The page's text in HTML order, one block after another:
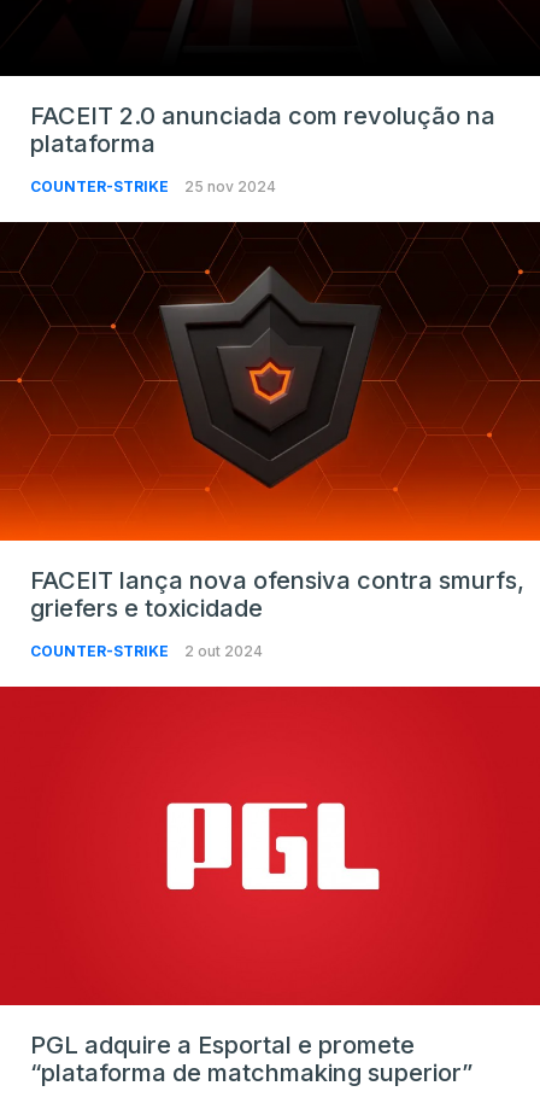
FACEIT 2.0 anunciada com revolução na
plataforma
COUNTER-STRIKE 25 nov 2024
FACEIT lança nova ofensiva contra smurfs,
griefers e toxicidade
COUNTER-STRIKE 2 out 2024
PGL adquire a Esportal e promete
“plataforma de matchmaking superior”